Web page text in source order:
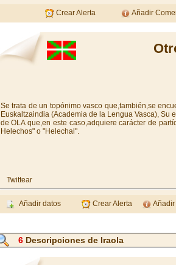
Crear Alerta Añadir
Se trata de un topónimo vasco que,también,se
Euskaltzaindia (Academia de la Lengua Vasca),
de OLA que,en este caso,adquiere carácter de
Helechos" o "Helechal".
Twittear
Añadir datos Crear Alerta
6 Descripciones de Iraola